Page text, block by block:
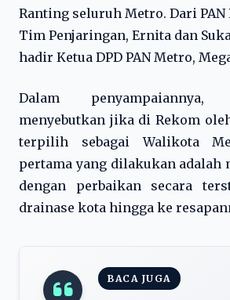
Ranting seluruh Metro. Dari
Tim Penjaringan, Ernita dan
hadir Ketua DPD PAN Metro,
Dalam
menyebutkan jika di Rekom
terpilih sebagai Walikota
pertama yang dilakukan adalah
dengan perbaikan secara
drainase kota hingga ke
BACA JUGA